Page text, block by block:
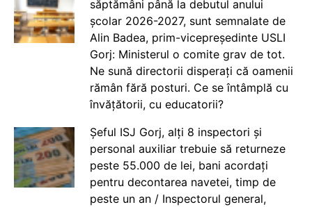
săptămâni până la debutul anului
școlar 2026-2027, sunt semnalate de
Alin Badea, prim-vicepreședinte USLI
Gorj: Ministerul o comite grav de tot.
Ne sună directorii disperați că oamenii
rămân fără posturi. Ce se întâmplă cu
învățătorii, cu educatorii?
Șeful ISJ Gorj, alți 8 inspectori și
personal auxiliar trebuie să returneze
peste 55.000 de lei, bani acordați
pentru decontarea navetei, timp de
peste un an / Inspectorul general,